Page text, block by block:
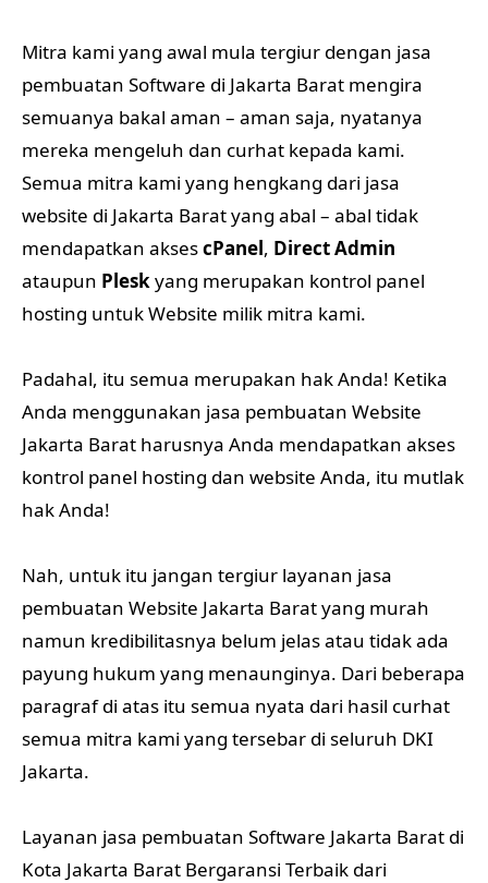
Mitra kami yang awal mula tergiur dengan jasa
pembuatan Software di Jakarta Barat mengira
semuanya bakal aman – aman saja, nyatanya
mereka mengeluh dan curhat kepada kami.
Semua mitra kami yang hengkang dari jasa
website di Jakarta Barat yang abal – abal tidak
mendapatkan aksescPanel, Direct Admin
ataupun Pleskyang merupakan kontrol panel
hosting untuk Website milik mitra kami.
Padahal, itu semua merupakan hak Anda! Ketika
Anda menggunakan jasa pembuatan Website
Jakarta Barat harusnya Anda mendapatkan akses
kontrol panel hosting dan website Anda, itu mutlak
hak Anda!
Nah, untuk itu jangan tergiur layanan jasa
pembuatan Website Jakarta Barat yang murah
namun kredibilitasnya belum jelas atau tidak ada
payung hukum yang menaunginya. Dari beberapa
paragraf di atas itu semua nyata dari hasil curhat
semua mitra kami yang tersebar di seluruh DKI
Jakarta.
Layanan jasa pembuatan Software Jakarta Barat di
Kota Jakarta Barat Bergaransi Terbaik dari